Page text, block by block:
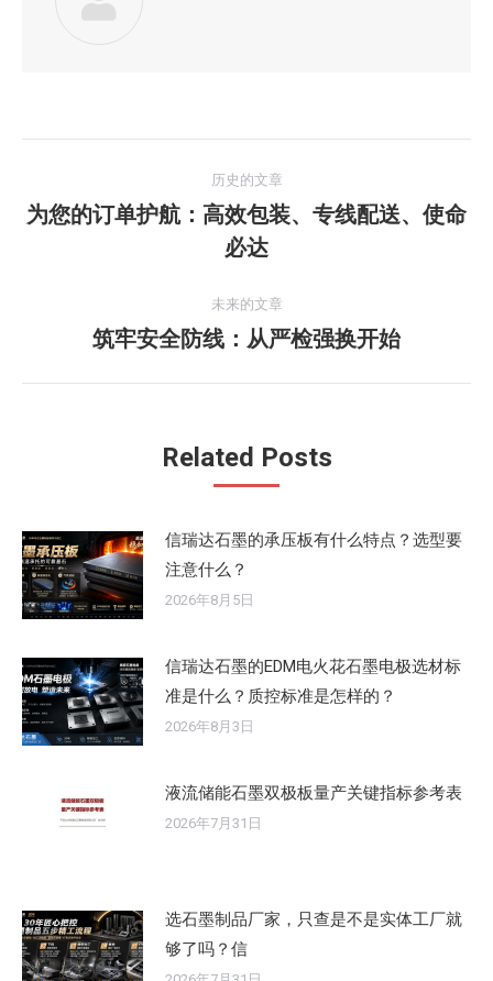
章
历史的文章
历
史
文
章：
为您的订单护航：高效包装、专线配送、使命
必达
未来的文章
未
章：
筑牢安全防线：从严检强换开始
Related Posts
信瑞达石墨的承压板有什么特点？选型要
注意什么？
2026年8月5日
信瑞达石墨的EDM电火花石墨电极选材标
准是什么？质控标准是怎样的？
2026年8月3日
液流储能石墨双极板量产关键指标参考表
2026年7月31日
选石墨制品厂家，只查是不是实体工厂就
够了吗？信